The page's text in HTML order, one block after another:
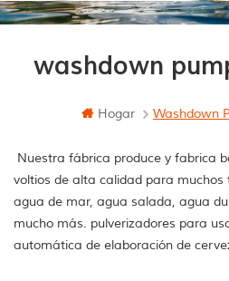
washdown
Hogar Washdown
Nuestra fábrica produce y fabrica
voltios de alta calidad para muchos
agua de mar, agua salada, agua
mucho más. pulverizadores para
automática de elaboración de